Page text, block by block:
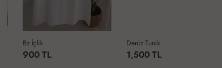
Bz İçlik
900 TL
Deniz Tunik
1,500 TL